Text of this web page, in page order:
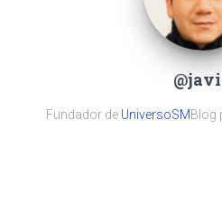
Fundador de UniversoSMBlog